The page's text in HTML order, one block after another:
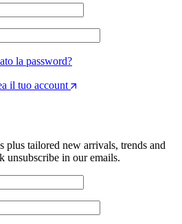
la password?
il tuo account
plus tailored new arrivals, trends and
unsubscribe in our emails.